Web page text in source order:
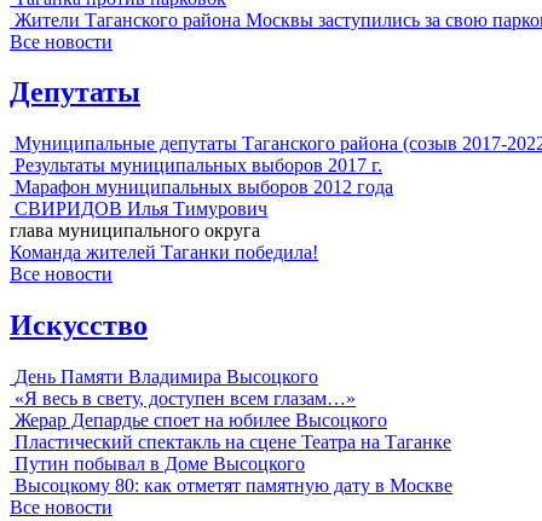
Жители Таганского района Москвы заступились за свою
Все новости
Депутаты
Муниципальные депутаты Таганского района (созыв 2017-
Результаты муниципальных выборов 2017 г.
Марафон муниципальных выборов 2012 года
СВИРИДОВ Илья Тимурович
глава муниципального округа
Команда жителей Таганки победила!
Все новости
Искусство
День Памяти Владимира Высоцкого
«Я весь в свету, доступен всем глазам…»
Жерар Депардье споет на юбилее Высоцкого
Пластический спектакль на сцене Театра на Таганке
Путин побывал в Доме Высоцкого
Высоцкому 80: как отметят памятную дату в Москве
Все новости